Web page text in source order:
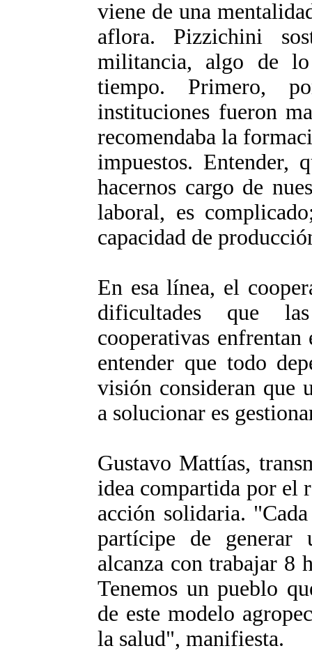
viene de una
aflora. Pizzichini
militancia, algo de
tiempo. Primero,
instituciones fueron
recomendaba la
impuestos. Entender,
hacernos cargo de
laboral, es
capacidad de
En esa línea, el
dificultades que
cooperativas
entender que todo
visión consideran que
a solucionar es
Gustavo Mattías,
idea compartida por el
acción solidaria.
partícipe de generar
alcanza con trabajar 8
Tenemos un pueblo
de este modelo
la salud", manifiesta.